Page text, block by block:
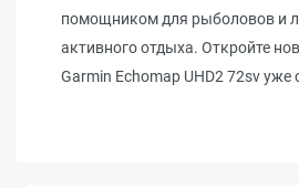
помощником для рыболовов и
активного отдыха. Откройте
Garmin Echomap UHD2 72sv уже